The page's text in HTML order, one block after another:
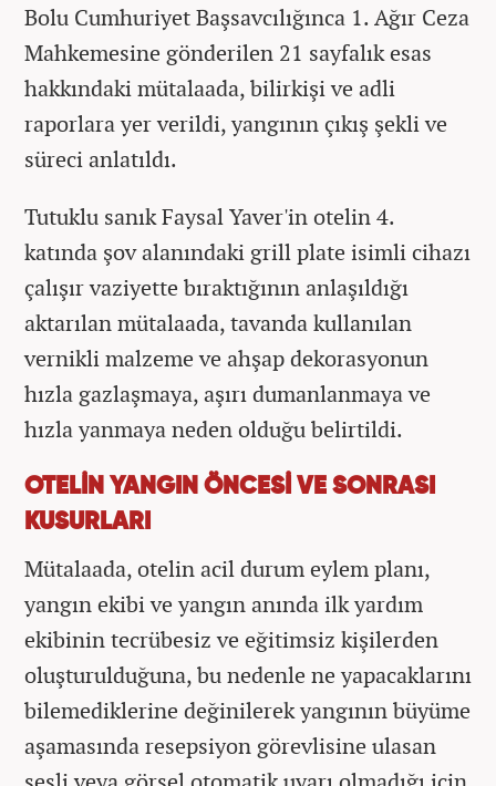
Bolu Cumhuriyet Başsavcılığınca 1. Ağır Ceza
Mahkemesine gönderilen 21 sayfalık esas
hakkındaki mütalaada, bilirkişi ve adli
raporlara yer verildi, yangının çıkış şekli ve
süreci anlatıldı.
Tutuklu sanık Faysal Yaver'in otelin 4.
katında şov alanındaki grill plate isimli cihazı
çalışır vaziyette bıraktığının anlaşıldığı
aktarılan mütalaada, tavanda kullanılan
vernikli malzeme ve ahşap dekorasyonun
hızla gazlaşmaya, aşırı dumanlanmaya ve
hızla yanmaya neden olduğu belirtildi.
OTELİN YANGIN ÖNCESİ VE SONRASI
KUSURLARI
Mütalaada, otelin acil durum eylem planı,
yangın ekibi ve yangın anında ilk yardım
ekibinin tecrübesiz ve eğitimsiz kişilerden
oluşturulduğuna, bu nedenle ne yapacaklarını
bilemediklerine değinilerek yangının büyüme
aşamasında resepsiyon görevlisine ulasan